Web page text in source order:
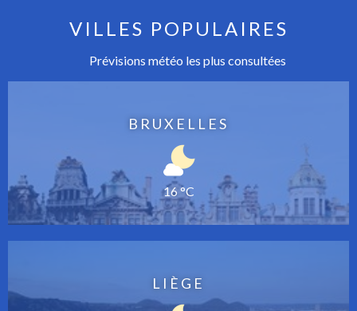
VILLES POPULAIRES
Prévisions météo les plus consultées
BRUXELLES
16 °C
LIÈGE